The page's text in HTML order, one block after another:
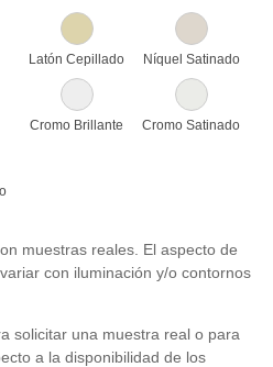
Latón Cepillado Níquel Satinado
Cromo Brillante Cromo Satinado
muestras reales. El aspecto de
con iluminación y/o contornos
solicitar una muestra real o para
a la disponibilidad de los